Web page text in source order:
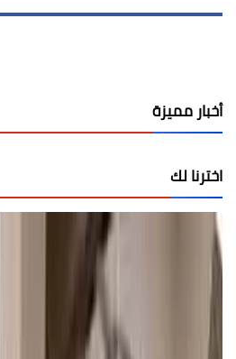
أخبار مميزة
اخترنا لك